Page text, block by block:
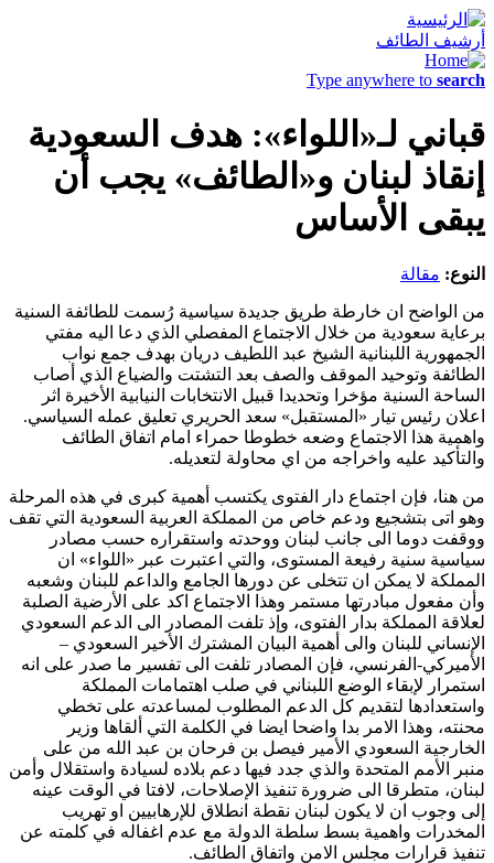
أرشيف الطائف
Type anywhere to search
قباني لـ«اللواء»: هدف السعودية
إنقاذ لبنان و«الطائف» يجب أن
يبقى الأساس
النوع: مقالة
من الواضح ان خارطة طريق جديدة سياسية رُسمت للطائفة السنية
برعاية سعودية من خلال الاجتماع المفصلي الذي دعا اليه مفتي
الجمهورية اللبنانية الشيخ عبد اللطيف دريان بهدف جمع نواب
الطائفة وتوحيد الموقف والصف بعد التشتت والضياع الذي أصاب
الساحة السنية مؤخرا وتحديدا قبيل الانتخابات النيابية الأخيرة اثر
اعلان رئيس تيار «المستقبل» سعد الحريري تعليق عمله السياسي.
واهمية هذا الاجتماع وضعه خطوطا حمراء امام اتفاق الطائف
والتأكيد عليه واخراجه من اي محاولة لتعديله.
من هنا، فإن اجتماع دار الفتوى يكتسب أهمية كبرى في هذه المرحلة
وهو اتى بتشجيع ودعم خاص من المملكة العربية السعودية التي تقف
ووقفت دوما الى جانب لبنان ووحدته واستقراره حسب مصادر
سياسية سنية رفيعة المستوى، والتي اعتبرت عبر «اللواء» ان
المملكة لا يمكن ان تتخلى عن دورها الجامع والداعم للبنان وشعبه
وأن مفعول مبادرتها مستمر وهذا الاجتماع اكد على الأرضية الصلبة
لعلاقة المملكة بدار الفتوى، وإذ تلفت المصادر الى الدعم السعودي
الإنساني للبنان والى أهمية البيان المشترك الأخير السعودي –
الأميركي-الفرنسي، فإن المصادر تلفت الى تفسير ما صدر على انه
استمرار لإبقاء الوضع اللبناني في صلب اهتمامات المملكة
واستعدادها لتقديم كل الدعم المطلوب لمساعدته على تخطي
محنته، وهذا الامر بدا واضحا ايضا في الكلمة التي ألقاها وزير
الخارجية السعودي الأمير فيصل بن فرحان بن عبد الله من على
منبر الأمم المتحدة والذي جدد فيها دعم بلاده لسيادة واستقلال وأمن
لبنان، متطرقا الى ضرورة تنفيذ الإصلاحات، لافتا في الوقت عينه
إلى وجوب ان لا يكون لبنان نقطة انطلاق للإرهابيين او تهريب
المخدرات واهمية بسط سلطة الدولة مع عدم اغفاله في كلمته عن
تنفيذ قرارات مجلس الامن واتفاق الطائف.